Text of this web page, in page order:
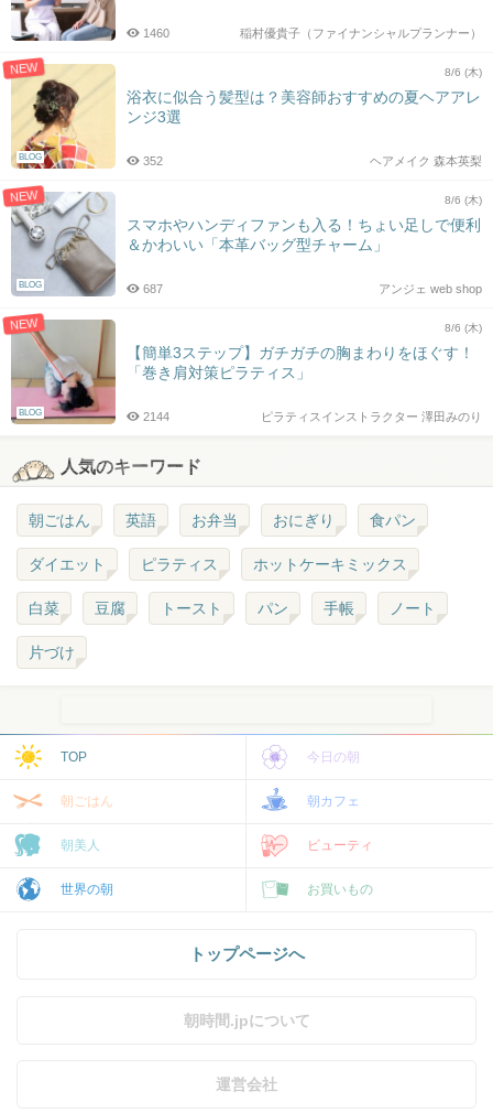
稲村優貴子（ファイナンシャルプランナー）
1460
NEW
BLOG
8/6 (木)
浴衣に似合う髪型は？美容師おすすめの夏ヘアアレ
ンジ3選
ヘアメイク 森本英梨
352
NEW
BLOG
8/6 (木)
スマホやハンディファンも入る！ちょい足しで便利
＆かわいい「本革バッグ型チャーム」
アンジェ web shop
687
NEW
BLOG
8/6 (木)
【簡単3ステップ】ガチガチの胸まわりをほぐす！
「巻き肩対策ピラティス」
ピラティスインストラクター 澤田みのり
2144
人気のキーワード
朝ごはん 英語 お弁当 おにぎり 食パン
ダイエット ピラティス ホットケーキミックス
白菜 豆腐 トースト パン 手帳 ノート
片づけ
TOP 今日の朝
朝ごはん 朝カフェ
朝美人 ビューティ
世界の朝 お買いもの
トップページへ
朝時間.jpについて
運営会社